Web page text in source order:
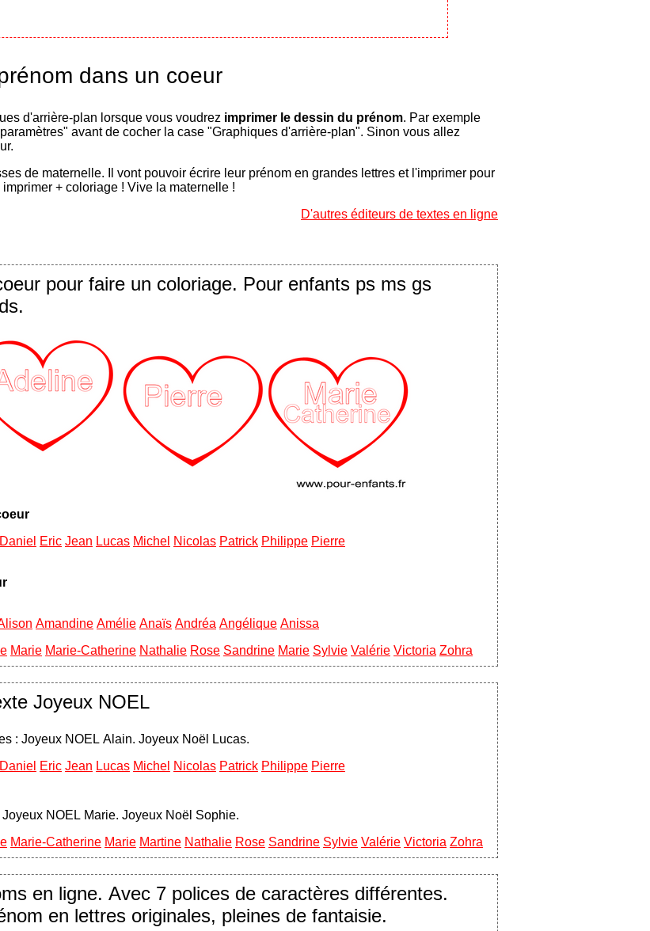
dans un coeur
d'arrière-plan lorsque vous voudrez imprimer le dessin du prénom. Par exemple
avant de cocher la case "Graphiques d'arrière-plan". Sinon vous allez
de maternelle. Il vont pouvoir écrire leur prénom en grandes lettres et l'imprimer pour
+ coloriage ! Vive la maternelle !
D'autres éditeurs de textes en ligne
pour faire un coloriage. Pour enfants ps ms gs
Daniel Eric Jean Lucas Michel Nicolas Patrick Philippe Pierre
Amandine Amélie Anaïs Andréa Angélique Anissa
Marie Marie-Catherine Nathalie Rose Sandrine Marie Sylvie Valérie Victoria Zohra
Joyeux NOEL
: Joyeux NOEL Alain. Joyeux Noël Lucas.
Daniel Eric Jean Lucas Michel Nicolas Patrick Philippe Pierre
NOEL Marie. Joyeux Noël Sophie.
Marie-Catherine Marie Martine Nathalie Rose Sandrine Sylvie Valérie Victoria Zohra
en ligne. Avec 7 polices de caractères différentes.
en lettres originales, pleines de fantaisie.